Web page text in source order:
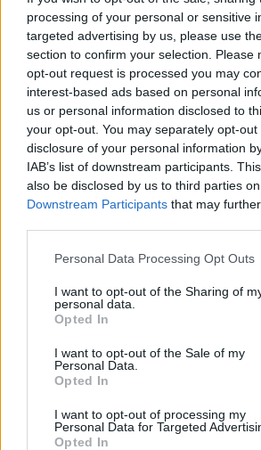
processing of your personal or sensitive
targeted advertising by us, please use
section to confirm your selection. Please
opt-out request is processed you may
interest-based ads based on personal
us or personal information disclosed to
your opt-out. You may separately opt-
disclosure of your personal information
IAB’s list of downstream participants.
also be disclosed by us to third parties
Downstream Participants that may
Personal Data Processing Opt Outs
I want to opt-out of the Sharing of
personal data.
Opted In
I want to opt-out of the Sale of my
Personal Data.
Opted In
I want to opt-out of processing my
Personal Data for Targeted
Opted In
Ναυτιλία
Capital Maritime Partners:
εσόδων και κερδών το 2020 για
του Βαγγέλη Μαρινάκη